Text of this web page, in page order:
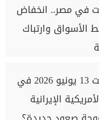
في مصر.. انخفاض
الأسواق وارتباك
سعر الدولار اليوم السبت 13 يونيو 2026 في
الإيرانية